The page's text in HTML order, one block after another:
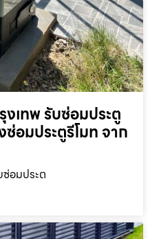
เทพ รับซ่อมประตู
อมประตูรีโมท จาก
อมประต